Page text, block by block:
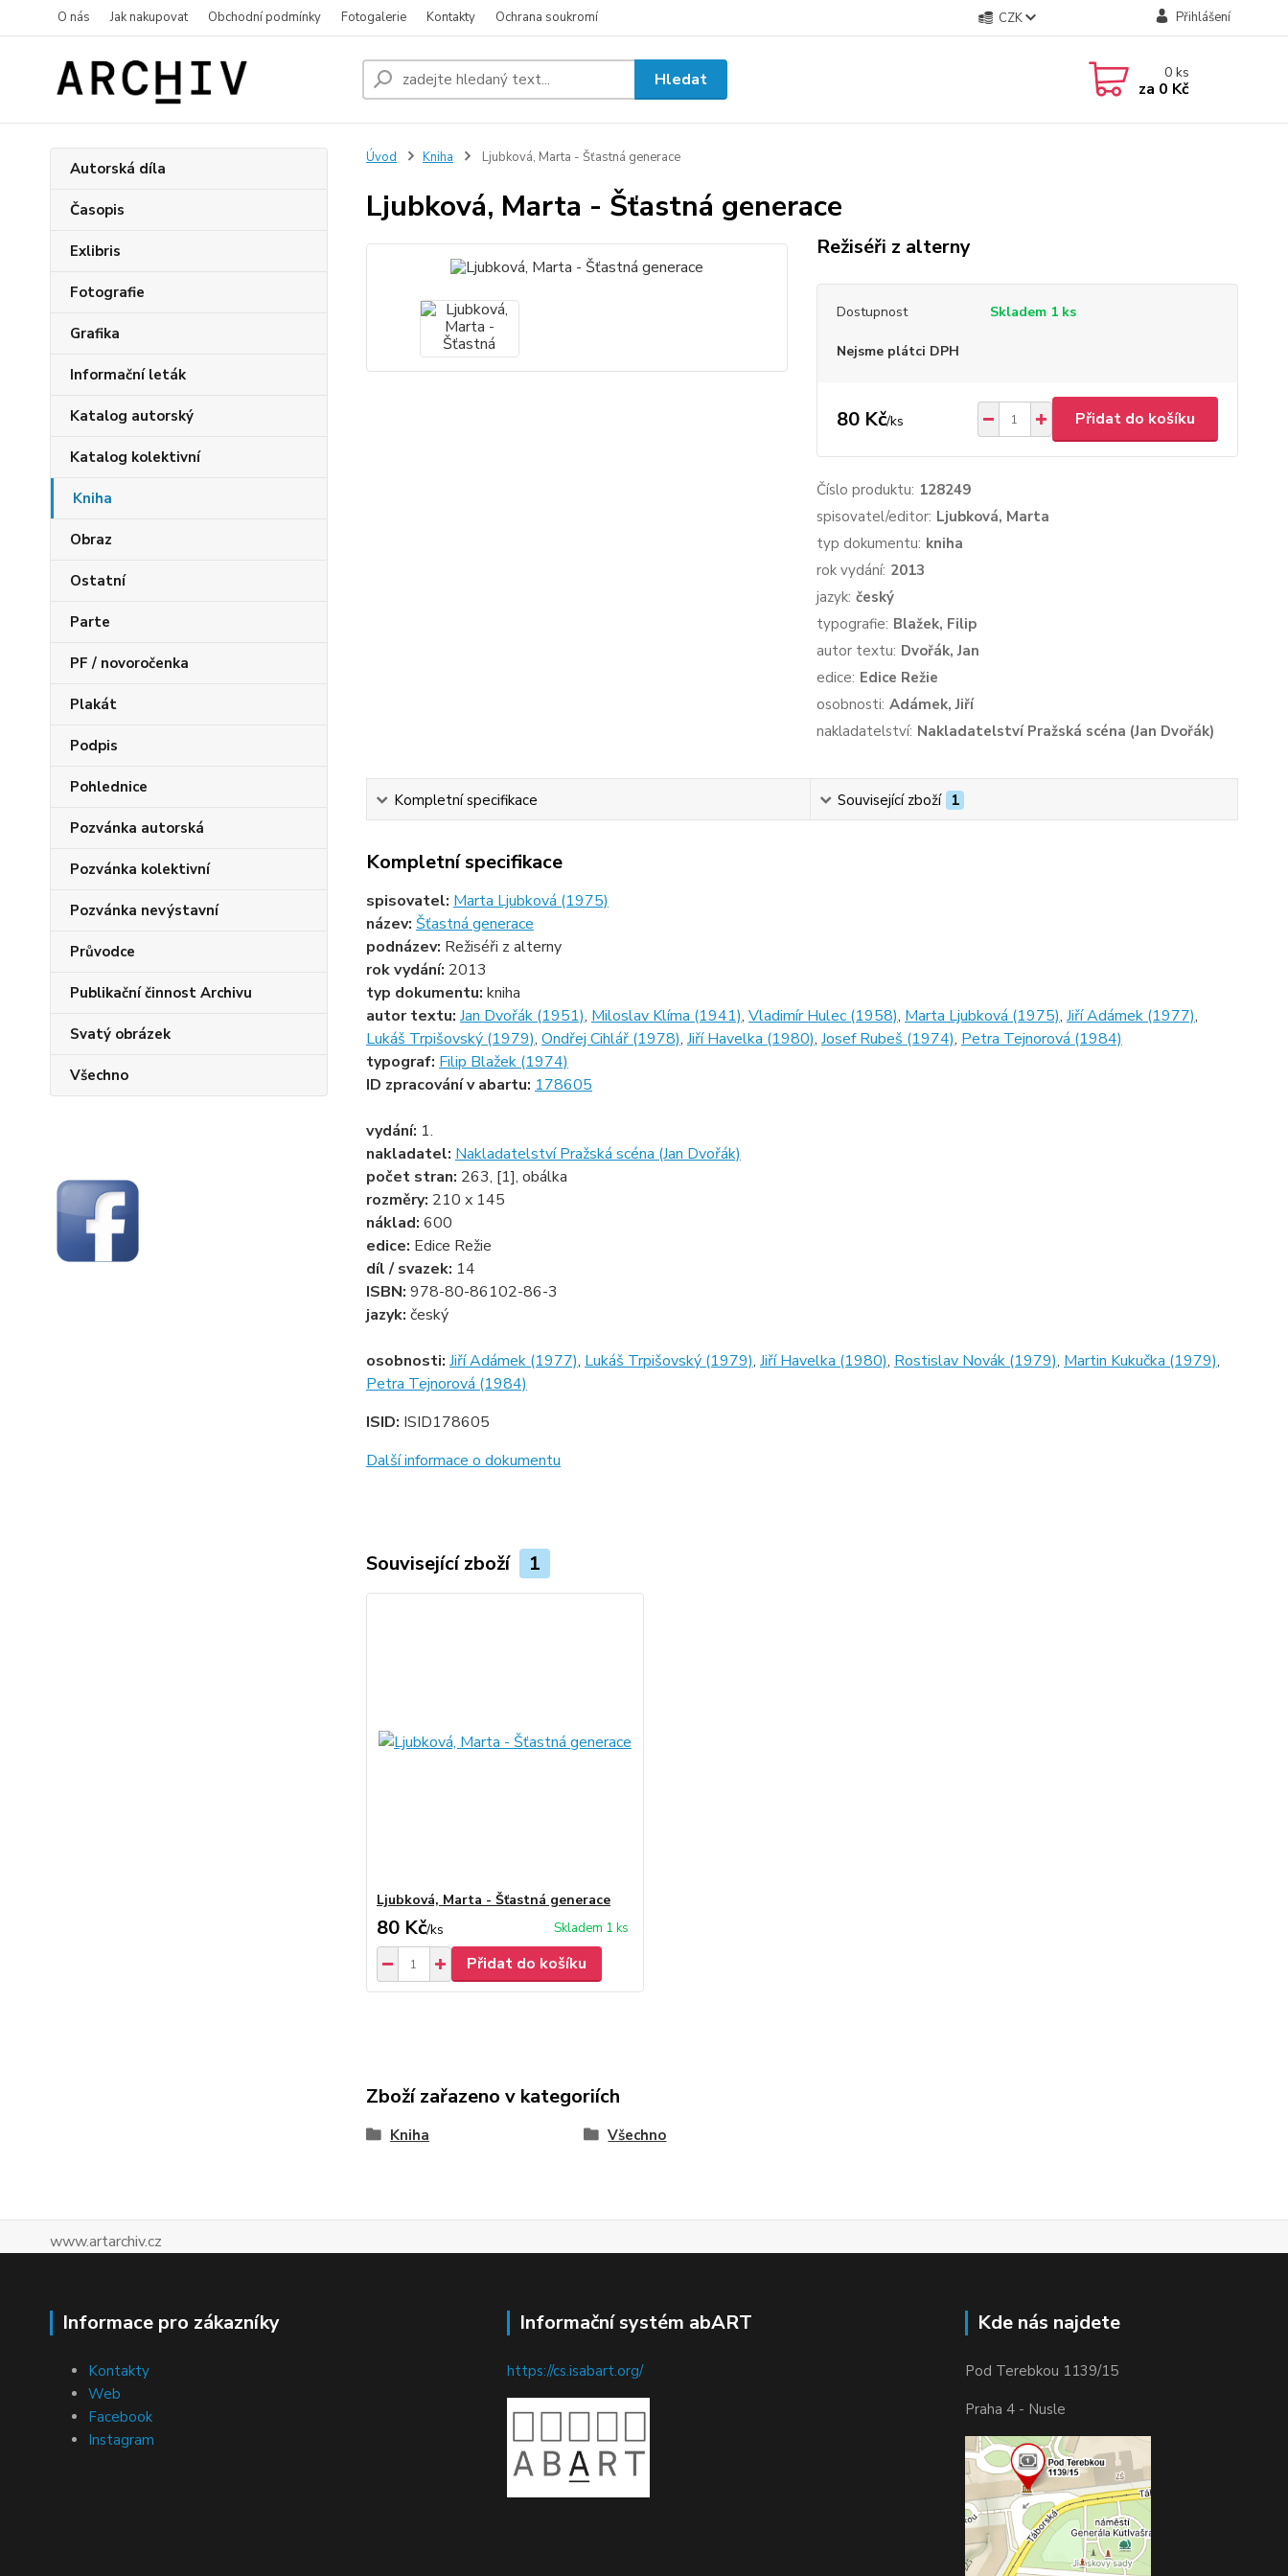
O nás Jak nakupovat Obchodní podmínky Fotogalerie Kontakty Ochrana soukromí CZK Přihlášení
Hledat 0ks
za 0 Kč
Autorská díla
Časopis
Exlibris
Fotografie
Grafika
Informační leták
Katalog autorský
Katalog kolektivní
Kniha
Obraz
Ostatní
Parte
PF / novoročenka
Plakát
Podpis
Pohlednice
Pozvánka autorská
Pozvánka kolektivní
Pozvánka nevýstavní
Průvodce
Publikační činnost Archivu
Svatý obrázek
Všechno
Úvod Kniha Ljubková, Marta - Šťastná generace
Ljubková, Marta - Šťastná generace
Režiséři z alterny
Dostupnost Skladem 1 ks
Nejsme plátci DPH
80 Kč/ks Přidat do košíku
Číslo produktu: 128249
spisovatel/editor: Ljubková, Marta
typ dokumentu: kniha
rok vydání: 2013
jazyk: český
typografie: Blažek, Filip
autor textu: Dvořák, Jan
edice: Edice Režie
osobnosti: Adámek, Jiří
nakladatelství: Nakladatelství Pražská scéna (Jan Dvořák)
Kompletní specifikace Související zboží 1
Kompletní specifikace
spisovatel: Marta Ljubková (1975)
název: Šťastná generace
podnázev: Režiséři z alterny
rok vydání: 2013
typ dokumentu: kniha
autor textu: Jan Dvořák (1951), Miloslav Klíma (1941), Vladimír Hulec (1958), Marta Ljubková (1975), Jiří Adámek (1977),
Lukáš Trpišovský (1979), Ondřej Cihlář (1978), Jiří Havelka (1980), Josef Rubeš (1974), Petra Tejnorová (1984)
typograf: Filip Blažek (1974)
ID zpracování v abartu: 178605
vydání: 1.
nakladatel: Nakladatelství Pražská scéna (Jan Dvořák)
počet stran: 263, [1], obálka
rozměry: 210 x 145
náklad: 600
edice: Edice Režie
díl / svazek: 14
ISBN: 978-80-86102-86-3
jazyk: český
osobnosti: Jiří Adámek (1977), Lukáš Trpišovský (1979), Jiří Havelka (1980), Rostislav Novák (1979), Martin Kukučka (1979),
Petra Tejnorová (1984)
ISID: ISID178605
Další informace o dokumentu
Související zboží 1
Ljubková, Marta - Šťastná generace
80 Kč/ks Skladem 1 ks
Přidat do košíku
Zboží zařazeno v kategoriích
Kniha Všechno
www.artarchiv.cz
Informace pro zákazníky
Kontakty
Web
Facebook
Instagram
Informační systém abART
https://cs.isabart.org/
Kde nás najdete
Pod Terebkou 1139/15
Praha 4 - Nusle